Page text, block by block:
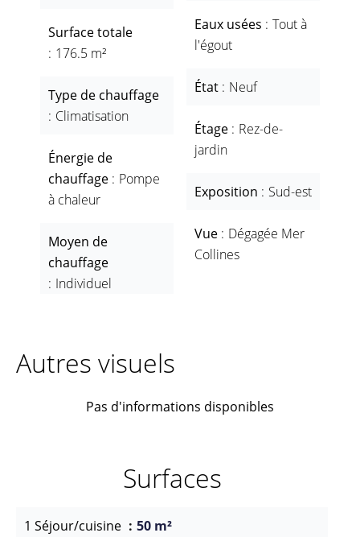
Surface totale
176.5 m²
Type de chauffage
Climatisation
Énergie de
chauffage
Pompe
à chaleur
Moyen de
chauffage
Individuel
Eaux usées
Tout à
l'égout
État Neuf
Étage
Rez-de-
jardin
Exposition Sud-est
Vue
Dégagée Mer
Collines
Autres visuels
Pas d'informations disponibles
Surfaces
1 Séjour/cuisine 50 m²